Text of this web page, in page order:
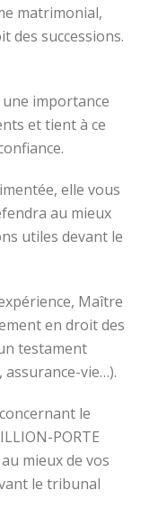
matrimonial,
des successions.
importance
et tient à ce
elle vous
au mieux
utiles devant le
Maître
en droit des
testament
vie…).
le
PORTE
mieux de vos
le tribunal